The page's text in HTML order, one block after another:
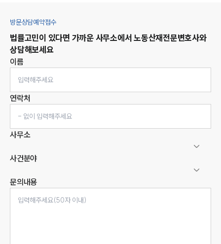
방문상담예약접수
법률고민이 있다면 가까운 사무소에서 노동산재전문변호사와
상담해보세요
이름
연락처
사무소
사건분야
문의내용